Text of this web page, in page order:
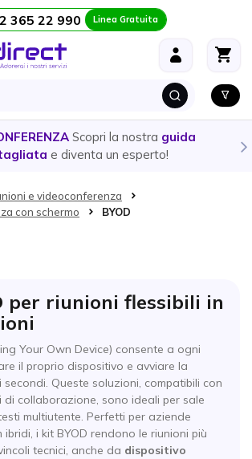
365 22 990 Linea Gratuita
Scopri la nostraguida
e diventa un esperto!
e videoconferenza
con schermo
BYOD
per riunioni flessibili in
Your Own Device) consente a ogni
il proprio dispositivo e avviare la
secondi. Queste soluzioni, compatibili con
di collaborazione, sono ideali per sale
multiutente. Perfetti per aziende
ibridi, i kit BYOD rendono le riunioni più
tecnici, anche da dispositivo